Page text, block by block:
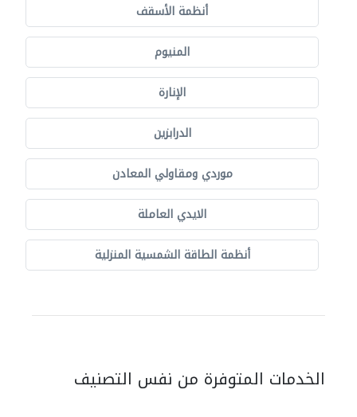
أنظمة الأسقف
المنيوم
الإنارة
الدرابزين
موردي ومقاولي المعادن
الايدي العاملة
أنظمة الطاقة الشمسية المنزلية
الخدمات المتوفرة من نفس التصنيف